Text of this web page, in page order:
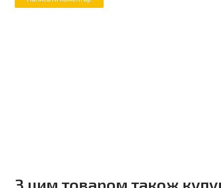
З цим товаром також